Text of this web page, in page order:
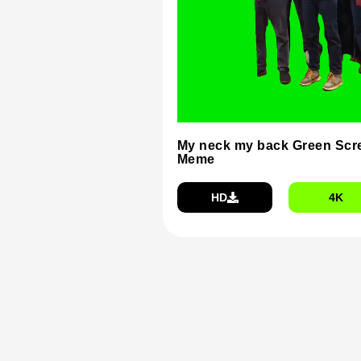
My neck my back Green
Meme
HD 4K